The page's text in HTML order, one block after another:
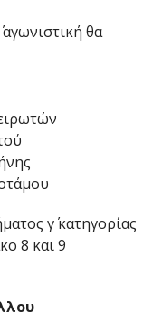
θα
γ΄ κατηγορίας
8 και 9